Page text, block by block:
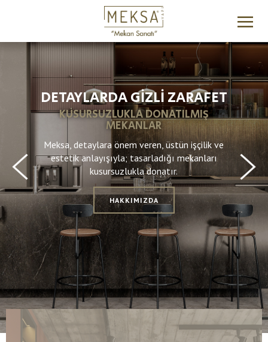
DETAYLARDA GİZLİ ZARAFET
KUSURSUZLUKLA DONATILMIŞ
MEKANLAR
Meksa, detaylara önem veren, üstün işçilik ve
estetik anlayışıyla; tasarladığı mekanları
kusursuzlukla donatır.
HAKKIMIZDA